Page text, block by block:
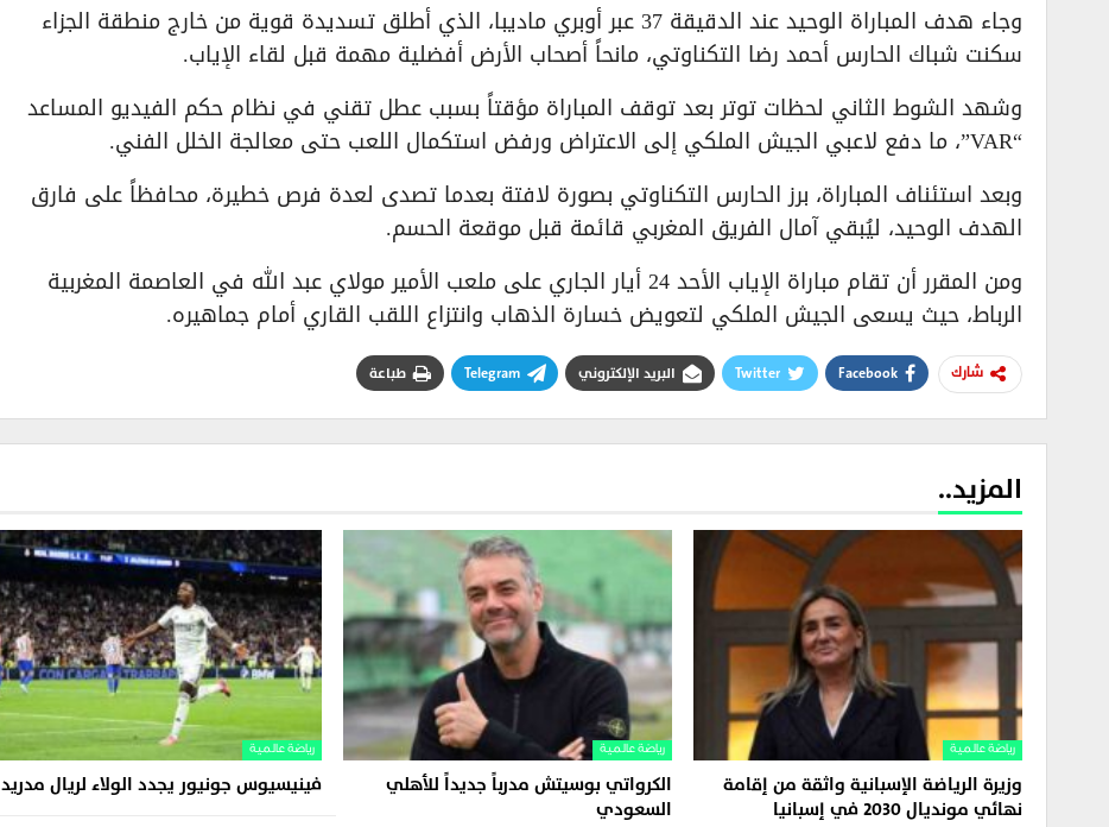
وجاء هدف المباراة الوحيد عند الدقيقة 37 عبر أوبري ماديبا، الذي أطلق تسديدة قوية من خارج منطقة الجزاء
سكنت شباك الحارس أحمد رضا التكناوتي، مانحاً أصحاب الأرض أفضلية مهمة قبل لقاء الإياب.
وشهد الشوط الثاني لحظات توتر بعد توقف المباراة مؤقتاً بسبب عطل تقني في نظام حكم الفيديو المساعد
“VAR”، ما دفع لاعبي الجيش الملكي إلى الاعتراض ورفض استكمال اللعب حتى معالجة الخلل الفني.
وبعد استئناف المباراة، برز الحارس التكناوتي بصورة لافتة بعدما تصدى لعدة فرص خطيرة، محافظاً على فارق
الهدف الوحيد، ليُبقي آمال الفريق المغربي قائمة قبل موقعة الحسم.
ومن المقرر أن تقام مباراة الإياب الأحد 24 أيار الجاري على ملعب الأمير مولاي عبد الله في العاصمة المغربية
الرباط، حيث يسعى الجيش الملكي لتعويض خسارة الذهاب وانتزاع اللقب القاري أمام جماهيره.
شارك Facebook
Twitter البريد الإلكتروني Telegram طباعة
المزيد..
رياضة عالمية
وزيرة الرياضة الإسبانية واثقة من إقامة
نهائي مونديال 2030 في إسبانيا
رياضة عالمية
الكرواتي بوسيتش مدرباً جديداً للأهلي
السعودي
رياضة عالمية
فينيسيوس جونيور يجدد الولاء لريال مدريد